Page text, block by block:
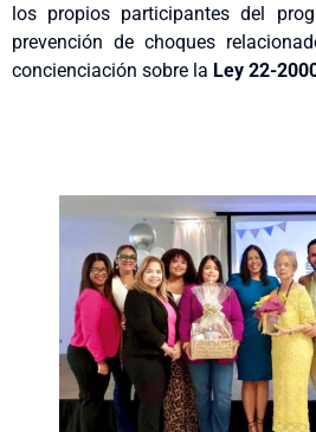
los propios participantes del
prevención de choques
concienciación sobre la Ley 22-